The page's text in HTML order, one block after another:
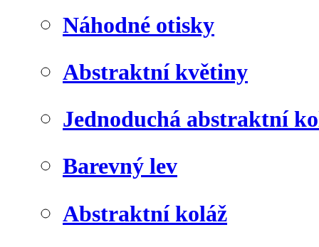
Náhodné otisky
Abstraktní květiny
Jednoduchá abstraktní
Barevný lev
Abstraktní koláž